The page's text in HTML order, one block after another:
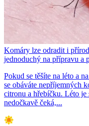
Komáry lze odradit i
jednoduchý na přípravu a
Pokud se těšíte na léto a
se obáváte nepříjemných
citronu a hřebíčku. Léto je
nedočkavě čeká,...